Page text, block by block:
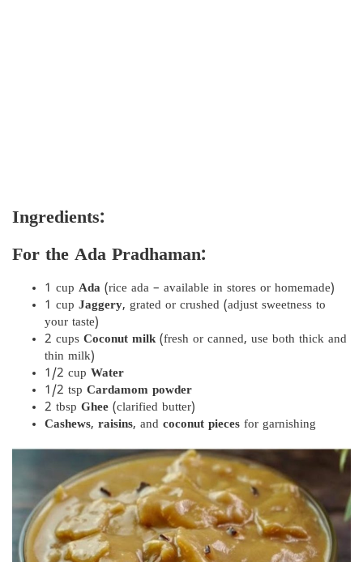
Ingredients:
For the Ada Pradhaman:
1 cup Ada (rice ada – available in stores or homemade)
1 cup Jaggery, grated or crushed (adjust sweetness to
your taste)
2 cups Coconut milk(fresh or canned, use both thick and
thin milk)
1/2 cup Water
1/2 tsp Cardamom powder
2 tbsp Ghee (clarified butter)
Cashews, raisins, and coconut pieces for garnishing